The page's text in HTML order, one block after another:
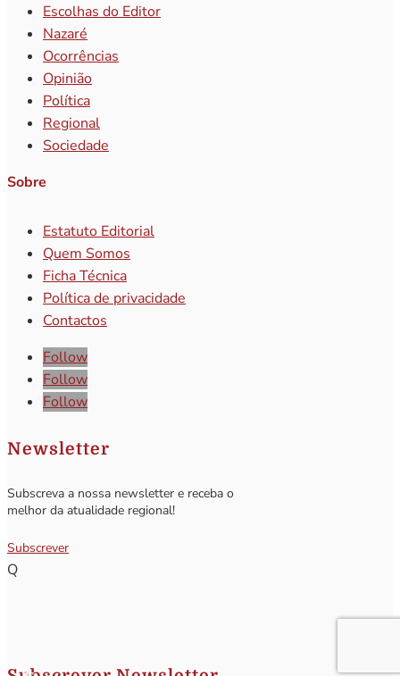
Escolhas do Editor
Nazaré
Ocorrências
Opinião
Política
Regional
Sociedade
Sobre
Estatuto Editorial
Quem Somos
Ficha Técnica
Política de privacidade
Contactos
Follow
Follow
Follow
Newsletter
Subscreva a nossa newsletter e receba o
melhor da atualidade regional!
Subscrever
Q